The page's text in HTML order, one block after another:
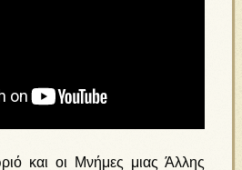
και οι Μνήμες μιας Άλλης